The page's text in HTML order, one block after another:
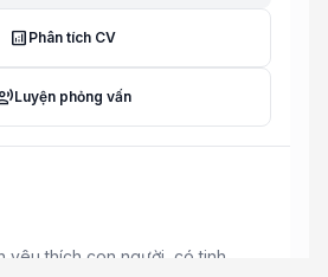
analytics Phân tích CV
Luyện phỏng vấn
yêu thích con người, có tinh